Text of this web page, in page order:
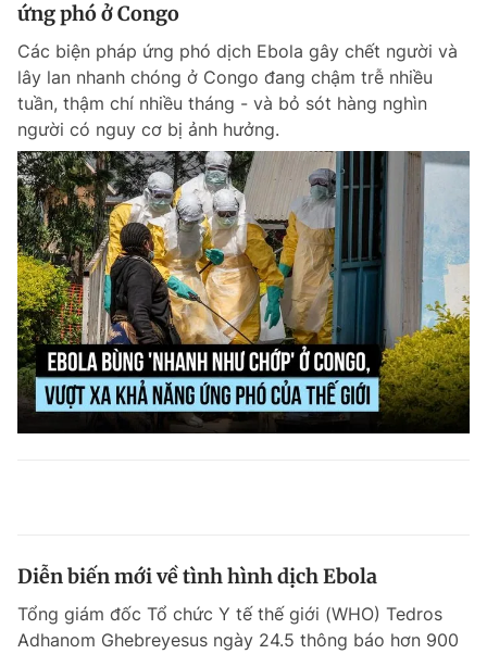
ứng phó ở Congo
Các biện pháp ứng phó dịch Ebola gây chết người và
lây lan nhanh chóng ở Congo đang chậm trễ nhiều
tuần, thậm chí nhiều tháng - và bỏ sót hàng nghìn
người có nguy cơ bị ảnh hưởng.
Diễn biến mới về tình hình dịch Ebola
Tổng giám đốc Tổ chức Y tế thế giới (WHO) Tedros
Adhanom Ghebreyesus ngày 24.5 thông báo hơn 900